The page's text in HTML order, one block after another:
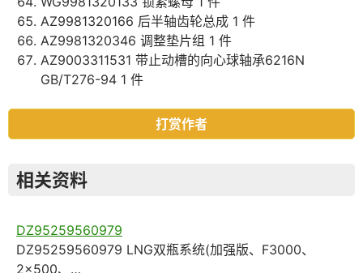
AZ9981320166 后半轴齿轮总成 1 件
AZ9981320346 调整垫片组 1 件
AZ9003311531 带止动槽的向心球轴承6216N
GB/T276-94 1 件
打赏作者
相关资料
DZ95259560979
DZ95259560979 LNG双瓶系统(加强版、F3000、
2×500、…